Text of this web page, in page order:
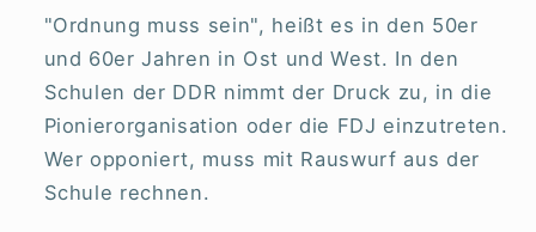
"Ordnung muss sein", heißt es in den 50er
und 60er Jahren in Ost und West. In den
Schulen der DDR nimmt der Druck zu, in die
Pionierorganisation oder die FDJ einzutreten.
Wer opponiert, muss mit Rauswurf aus der
Schule rechnen.